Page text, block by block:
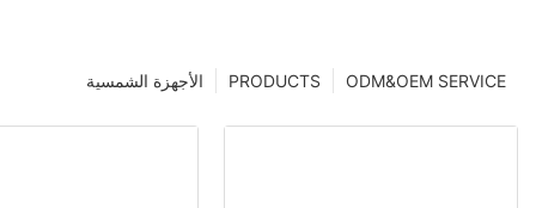
ODM&OEM SERVICE
PRODUCTS الأجهزة الشمسية